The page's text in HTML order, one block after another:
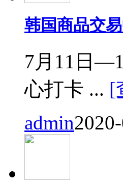
韩国商品交
7月11日
心打卡 ... [
admin